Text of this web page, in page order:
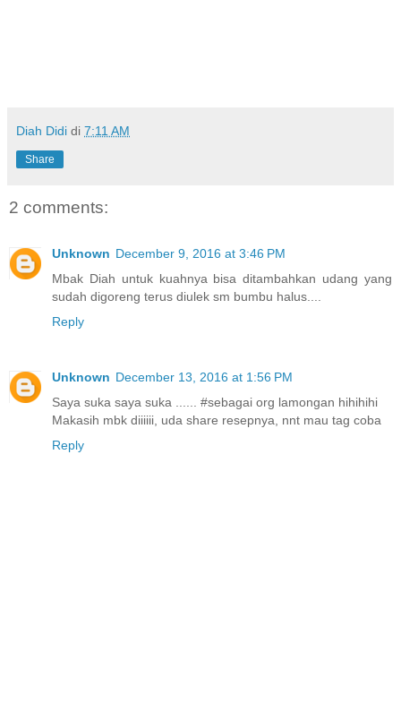
Diah Didi di 7:11 AM
Share
2 comments:
Unknown December 9, 2016 at 3:46 PM
Mbak Diah untuk kuahnya bisa ditambahkan udang yang
sudah digoreng terus diulek sm bumbu halus....
Reply
Unknown December 13, 2016 at 1:56 PM
Saya suka saya suka ...... #sebagai org lamongan hihihihi
Makasih mbk diiiiii, uda share resepnya, nnt mau tag coba
Reply